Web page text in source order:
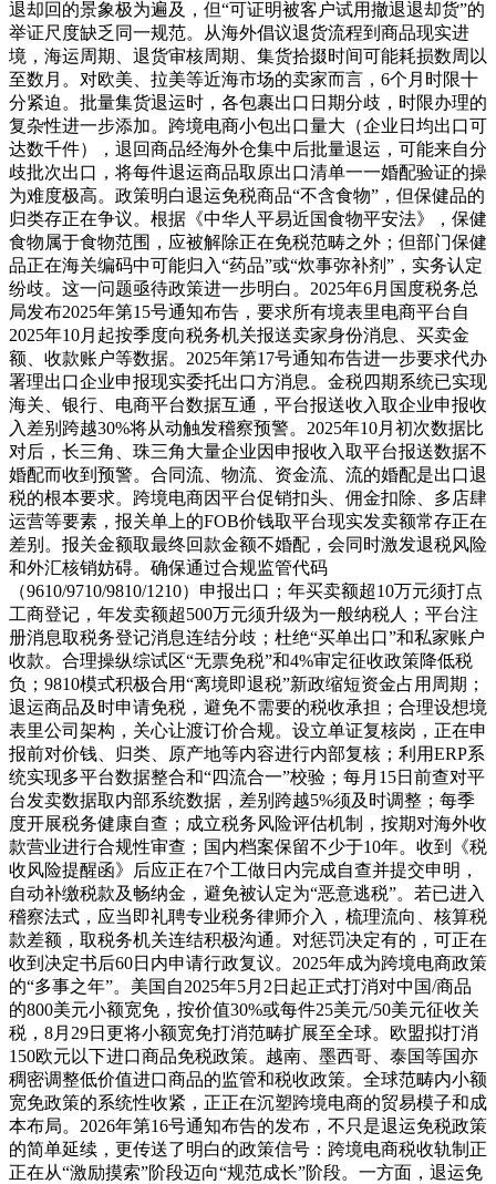
退却回的景象极为遍及，但“可证明被客户试用撤退退却货”的
举证尺度缺乏同一规范。从海外倡议退货流程到商品现实进
境，海运周期、退货审核周期、集货拾掇时间可能耗损数周以
至数月。对欧美、拉美等近海市场的卖家而言，6个月时限十
分紧迫。批量集货退运时，各包裹出口日期分歧，时限办理的
复杂性进一步添加。跨境电商小包出口量大（企业日均出口可
达数千件），退回商品经海外仓集中后批量退运，可能来自分
歧批次出口，将每件退运商品取原出口清单一一婚配验证的操
为难度极高。政策明白退运免税商品“不含食物”，但保健品的
归类存正在争议。根据《中华人平易近国食物平安法》，保健
食物属于食物范围，应被解除正在免税范畴之外；但部门保健
品正在海关编码中可能归入“药品”或“炊事弥补剂”，实务认定
纷歧。这一问题亟待政策进一步明白。2025年6月国度税务总
局发布2025年第15号通知布告，要求所有境表里电商平台自
2025年10月起按季度向税务机关报送卖家身份消息、买卖金
额、收款账户等数据。2025年第17号通知布告进一步要求代办
署理出口企业申报现实委托出口方消息。金税四期系统已实现
海关、银行、电商平台数据互通，平台报送收入取企业申报收
入差别跨越30%将从动触发稽察预警。2025年10月初次数据比
对后，长三角、珠三角大量企业因申报收入取平台报送数据不
婚配而收到预警。合同流、物流、资金流、流的婚配是出口退
税的根本要求。跨境电商因平台促销扣头、佣金扣除、多店肆
运营等要素，报关单上的FOB价钱取平台现实发卖额常存正在
差别。报关金额取最终回款金额不婚配，会同时激发退税风险
和外汇核销妨碍。确保通过合规监管代码
（9610/9710/9810/1210）申报出口；年买卖额超10万元须打点
工商登记，年发卖额超500万元须升级为一般纳税人；平台注
册消息取税务登记消息连结分歧；杜绝“买单出口”和私家账户
收款。合理操纵综试区“无票免税”和4%审定征收政策降低税
负；9810模式积极合用“离境即退税”新政缩短资金占用周期；
退运商品及时申请免税，避免不需要的税收承担；合理设想境
表里公司架构，关心让渡订价合规。设立单证复核岗，正在申
报前对价钱、归类、原产地等内容进行内部复核；利用ERP系
统实现多平台数据整合和“四流合一”校验；每月15日前查对平
台发卖数据取内部系统数据，差别跨越5%须及时调整；每季
度开展税务健康自查；成立税务风险评估机制，按期对海外收
款营业进行合规性审查；国内档案保留不少于10年。收到《税
收风险提醒函》后应正在7个工做日内完成自查并提交申明，
自动补缴税款及畅纳金，避免被认定为“恶意逃税”。若已进入
稽察法式，应当即礼聘专业税务律师介入，梳理流向、核算税
款差额，取税务机关连结积极沟通。对惩罚决定有的，可正在
收到决定书后60日内申请行政复议。2025年成为跨境电商政策
的“多事之年”。美国自2025年5月2日起正式打消对中国/商品
的800美元小额宽免，按价值30%或每件25美元/50美元征收关
税，8月29日更将小额宽免打消范畴扩展至全球。欧盟拟打消
150欧元以下进口商品免税政策。越南、墨西哥、泰国等国亦
稠密调整低价值进口商品的监管和税收政策。全球范畴内小额
宽免政策的系统性收紧，正正在沉塑跨境电商的贸易模子和成
本布局。2026年第16号通知布告的发布，不只是退运免税政策
的简单延续，更传送了明白的政策信号：跨境电商税收轨制正
正在从“激励摸索”阶段迈向“规范成长”阶段。一方面，退运免